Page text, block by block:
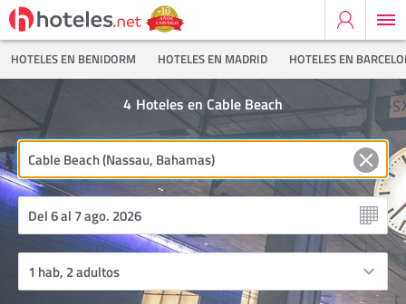
HOTELES EN BENIDORM HOTELES EN MADRID HOTELES EN
Hoteles en Cable Beach
4